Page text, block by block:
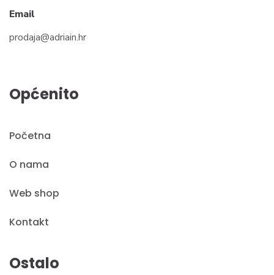
Email
prodaja@adriain.hr
Općenito
Početna
O nama
Web shop
Kontakt
Ostalo